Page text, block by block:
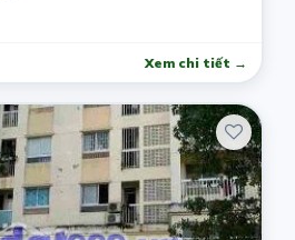
Xem chi tiết →